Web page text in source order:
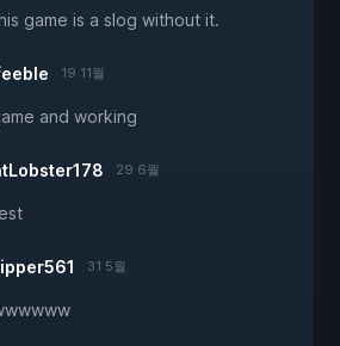
game is a slog without it.
19 11월
and working
29 6월
31 5월